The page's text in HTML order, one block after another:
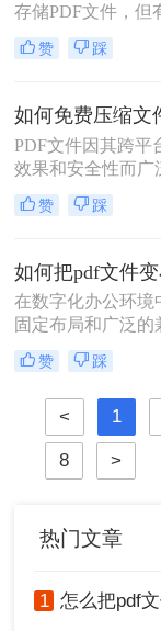
存储PDF文件，但
会过大，导致传输
存储空间。为了应
确保文件大小不超
怎么压缩到10MB
绍几种常用的PDF
赞 踩
PDF文件因其跨平
效果和安全性而广
合。然而，过大的
传输和存储带来不
压缩PDF文件的方
决PDF文件过大的
赞 踩
在数字化办公环境
固定布局和广泛
分享的理想选择。
包含大量图像或复
可能会变得非常
处理带来不便。那
小一点呢？本文
的方法来压缩PDF
赞 踩
< 1
8 >
热门文章
1 怎么把pdf文件